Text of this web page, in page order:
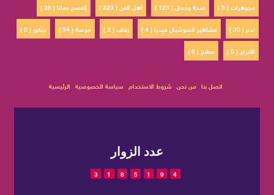
إتفسح معانا ( 26 )
أهل الفن ( 223 ) صحة وجمال ( 123 )
مجوهرات ( 5 )
ديكور ( 5 )
موضة ( 54 ) زفاف ( 3 ) مشاهير السوشيال ميديا ( 4 )
ادم ( 30 )
مطبخ ( 6 )
الأبراج ( 0 )
الرئيسية سياسة الخصوصية شروط الاستخدام من نحن اتصل بنا
عدد الزوار
3 1 8 5 1 9 4